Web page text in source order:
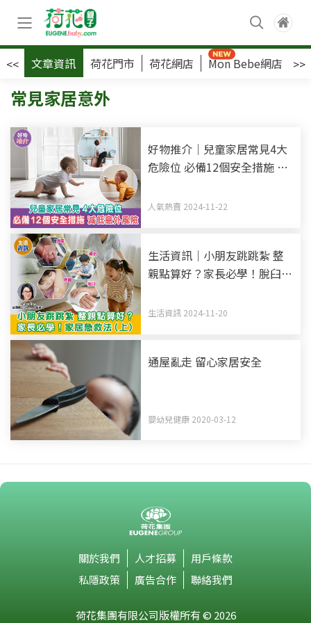
<< 文章資訊 荷花門市 荷花網店 Mon Bebe網店 >>
常見家居意外
好物推介｜兒童家居常見4大
危險位 必備12個安全措施 減
人氣熱賣 2024-11-22
生活資訊｜小朋友跳跳紮 整
親點算好？家長必學！脫臼
（上）
生活資訊 2024-11-20
通屋亂走 留心家居安全
嬰幼兒健康 2020-03-12
關於我們 人才招募
用戶條款
私隱政策
廣告合作 聯絡我們
荷花集團有限公司版權所有 © 2026